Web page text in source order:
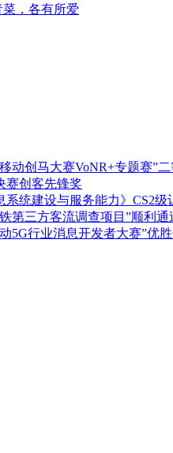
，各有所爱
动创马大赛VoNR+专题赛”二
赛创客先锋奖
统建设与服务能力》CS2级
第三方客流调查项目”顺利通
5G行业消息开发者大赛”优